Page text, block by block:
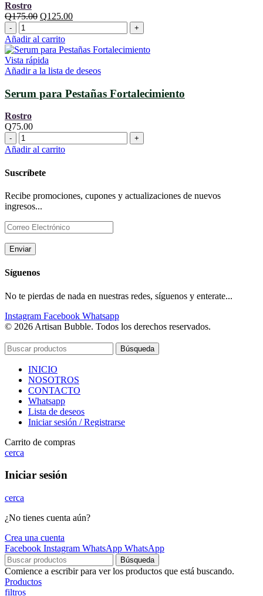
Rostro
Q175.00 El
original
era:
Q175.00.
Q125.00El
actual
es:
Serum
Facial
con
Acido
Hialuronico
Añadir al carrito
Vista rápida
Añadir a la lista de deseos
Serum para Pestañas Fortalecimiento
Rostro
Q75.00
Serum
para
Fortalecimiento
cantidad
Añadir al carrito
Suscríbete
Recibe promociones, cupones y actualizaciones de nuevos
ingresos...
Síguenos
No te pierdas de nada en nuestras redes, síguenos y enterate...
Instagram Facebook Whatsapp
© 2026 Artisan Bubble. Todos los derechos reservados.
Búsqueda
INICIO
NOSOTROS
CONTACTO
Whatsapp
Lista de deseos
Iniciar sesión / Registrarse
Carrito de compras
cerca
Iniciar sesión
cerca
¿No tienes cuenta aún?
Crea una cuenta
Facebook Instagram WhatsApp WhatsApp
Búsqueda
Comience a escribir para ver los productos que está buscando.
Productos
filtros